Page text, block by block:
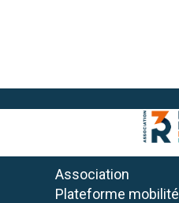
Association
Plateforme mobilité